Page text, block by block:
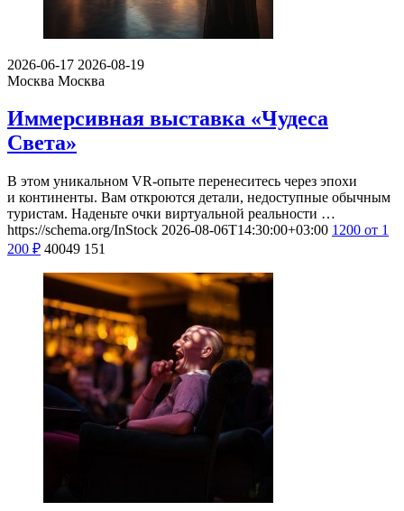
2026-06-17 2026-08-19
Москва Москва
Иммерсивная выставка «Чудеса
Света»
В этом уникальном VR-опыте перенеситесь через эпохи
и континенты. Вам откроются детали, недоступные обычным
туристам. Наденьте очки виртуальной реальности …
https://schema.org/InStock 2026-08-06T14:30:00+03:00 1200 от 1
200 ₽ 40049 151